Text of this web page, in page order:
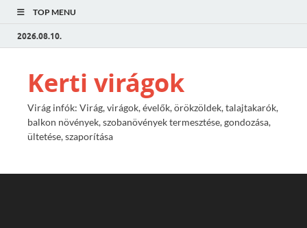
TOP MENU
2026.08.10.
Kerti virágok
Virág infók: Virág, virágok, évelők, örökzöldek, talajtakarók,
balkon növények, szobanövények termesztése, gondozása,
ültetése, szaporítása